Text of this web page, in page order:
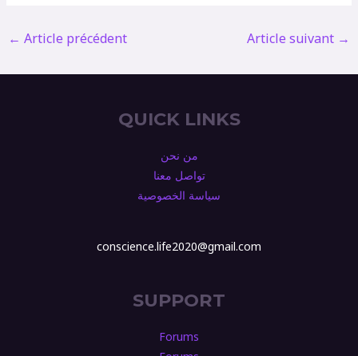
← Article précédent Article suivant →
QUICK LINKS
من نحن
تواصل معنا
سياسة الخصوصية
conscience.life2020@gmail.com
SUPPORT
Forums